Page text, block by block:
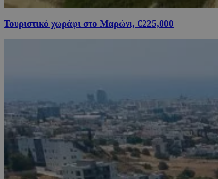
Τουριστικό χωράφι στο Μαρώνι, €225,000